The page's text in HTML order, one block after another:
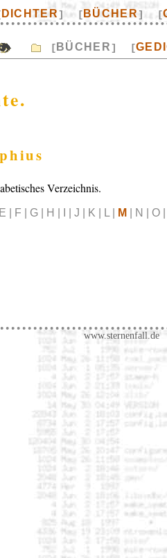
DICHTER] [ BÜCHER] [
[ BÜCHER] [
Verzeichnis.
| F | G | H | I | J | K | L | M | N | O
www.sternenfall.de